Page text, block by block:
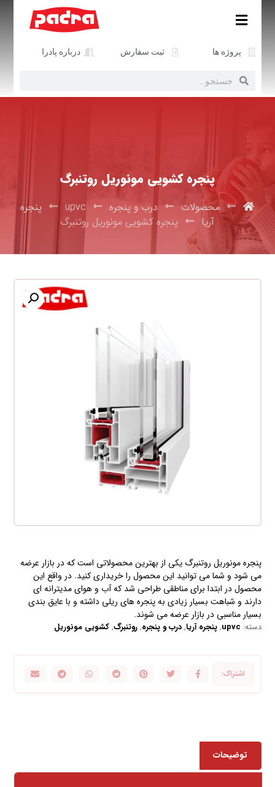
پروژه ها ثبت سفارش درباره پادرا
پنجره کشویی مونوریل روتنبرگ
محصولات درب و پنجره upvc
پنجره
آریا
پنجره کشویی مونوریل روتنبرگ
پنجره مونوریل روتنبرگ یکی از بهترین محصولاتی است که در بازار عرضه
می شود و شما می توانید این محصول را خریداری کنید. در واقع این
محصول در ابتدا برای مناطقی طراحی شد که آب و هوای مدیترانه ای
دارند و شباهت بسیار زیادی به پنجره های ریلی داشته و با عایق بندی
بسیار مناسبی در بازار عرضه می شوند.
دسته: upvc
,پنجره آریا,درب و پنجره,روتنبرگ,کشویی مونوریل
توضیحات